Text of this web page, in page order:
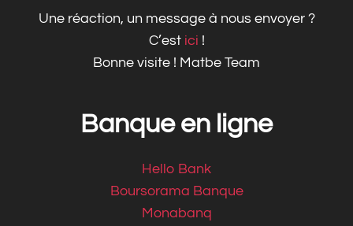
Une réaction, un message à nous envoyer ?
C’est ici !
Bonne visite ! Matbe Team
Banque en ligne
Hello Bank
Boursorama Banque
Monabanq